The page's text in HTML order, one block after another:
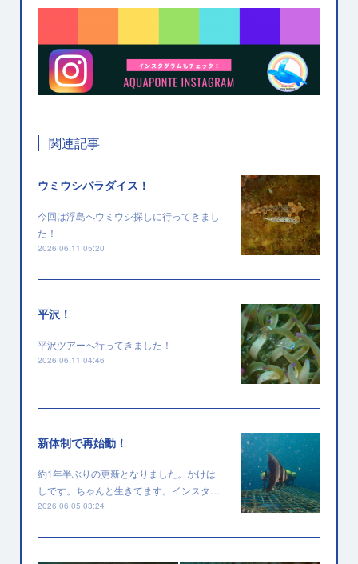
関連記事
ウミウシパラダイス！
今回は浮島へウミウシ探しに行ってきまし
た！
2026.06.11 05:20
平沢！
平沢ツアーへ行ってきました！
2026.06.11 04:46
新体制で再始動！
約1年半ぶりの更新となりました。かけは
しです。ちゃんと生きてます。インスタ…
2026.06.05 03:24